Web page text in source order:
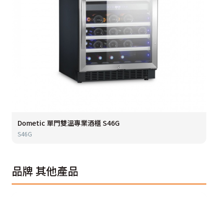
Dometic 單門雙溫專業酒櫃 S46G
S46G
品牌其他產品